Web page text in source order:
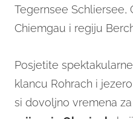
Tegernsee Schliersee,
Chiemgau i regiju
Posjetite spektakularne
klancu Rohrach i jezero
si dovoljno vremena